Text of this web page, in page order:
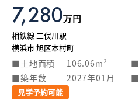
7,280万円
相鉄線 二俣川駅
横浜市 旭区本村町
土地面積 106.06m²
築年数
2027年01月
見学予約可能